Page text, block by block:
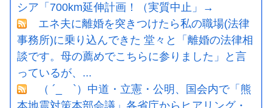
シア「700km延伸計画！（実質中止」→
エネ夫に離婚を突きつけたら私の職場(法律
事務所)に乗り込んできた 堂々と「離婚の法律相
談です。母の薦めでこちらに参りました」と言
っているが、...
（ ´_ゝ`）中道・立憲・公明、国会内で「熊
本地震対策本部会議」各省庁からヒアリング・